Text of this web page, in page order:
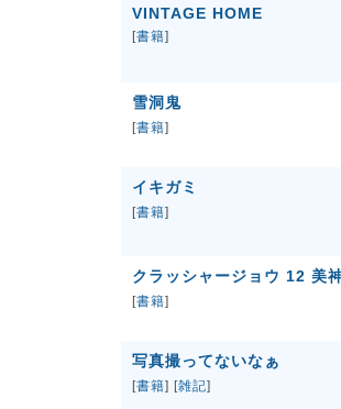
VINTAGE HOME
[書籍]
雪洞鬼
[書籍]
イキガミ
[書籍]
クラッシャージョウ 12 美
[書籍]
写真撮ってないなぁ
[書籍] [雑記]